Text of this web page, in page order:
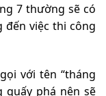
7 thường sẽ có
đến việc thi công
với tên “tháng
quấy phá nên sẽ